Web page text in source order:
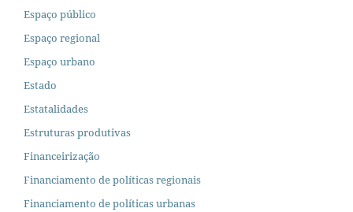
Espaço público
Espaço regional
Espaço urbano
Estado
Estatalidades
Estruturas produtivas
Financeirização
Financiamento de políticas regionais
Financiamento de políticas urbanas